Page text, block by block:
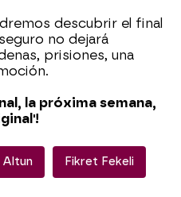
descubrir el final
no dejará
prisiones, una
la próxima semana,
Altun Fikret Fekeli